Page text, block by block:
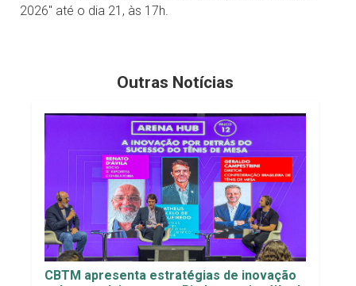
2026" até o dia 21, às 17h.
Outras Notícias
CBTM apresenta estratégias de inovação